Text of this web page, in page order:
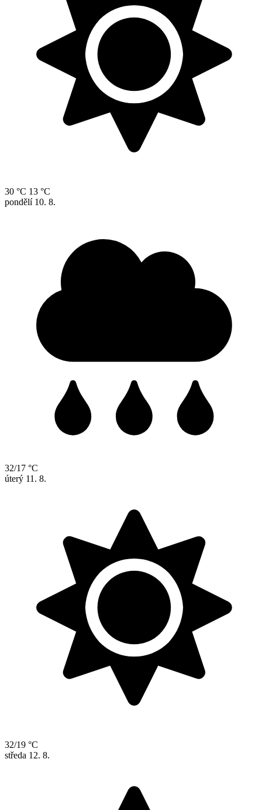
30 °C 13 °C
pondělí 10. 8.
32/17 °C
úterý 11. 8.
32/19 °C
středa 12. 8.